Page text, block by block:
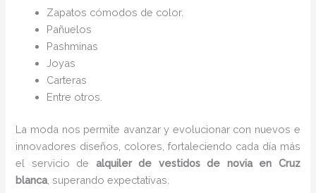
Zapatos cómodos de color.
Pañuelos
Pashminas
Joyas
Carteras
Entre otros.
La moda nos permite avanzar y evolucionar con nuevos e
innovadores diseños, colores, fortaleciendo cada día más
el servicio de alquiler de vestidos de novia en Cruz
blanca, superando expectativas.